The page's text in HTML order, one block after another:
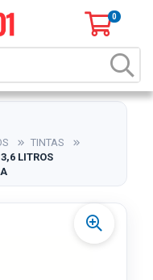
0
TINTAS
LITROS